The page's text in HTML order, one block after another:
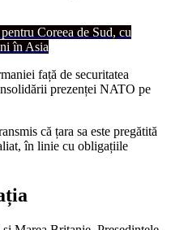
Coreea de Sud, cu
în Asia
față de securitatea
prezenței NATO pe
că țara sa este pregătită
în linie cu obligațiile